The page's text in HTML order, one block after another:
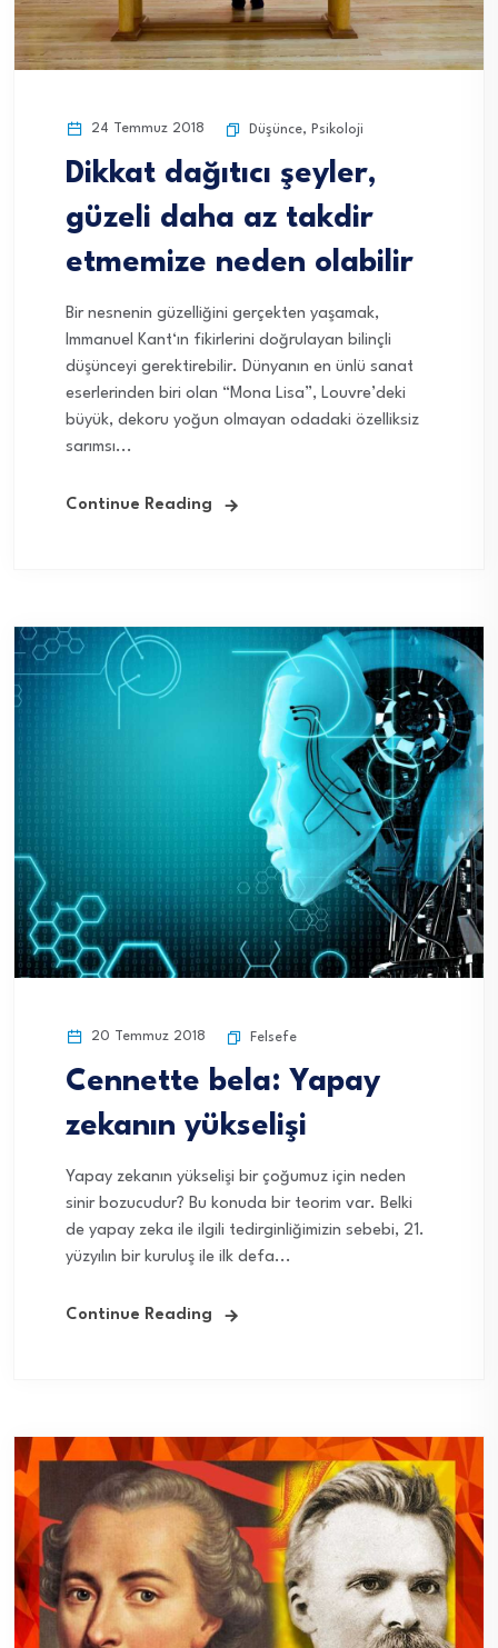
24 Temmuz 2018 Düşünce, Psikoloji
Dikkat dağıtıcı şeyler,
güzeli daha az takdir
etmemize neden olabilir
Bir nesnenin güzelliğini gerçekten yaşamak,
Immanuel Kant‘ın fikirlerini doğrulayan bilinçli
düşünceyi gerektirebilir. Dünyanın en ünlü sanat
eserlerinden biri olan “Mona Lisa”, Louvre’deki
büyük, dekoru yoğun olmayan odadaki özelliksiz
sarımsı...
Continue Reading
20 Temmuz 2018 Felsefe
Cennette bela: Yapay
zekanın yükselişi
Yapay zekanın yükselişi bir çoğumuz için neden
sinir bozucudur? Bu konuda bir teorim var. Belki
de yapay zeka ile ilgili tedirginliğimizin sebebi, 21.
yüzyılın bir kuruluş ile ilk defa...
Continue Reading